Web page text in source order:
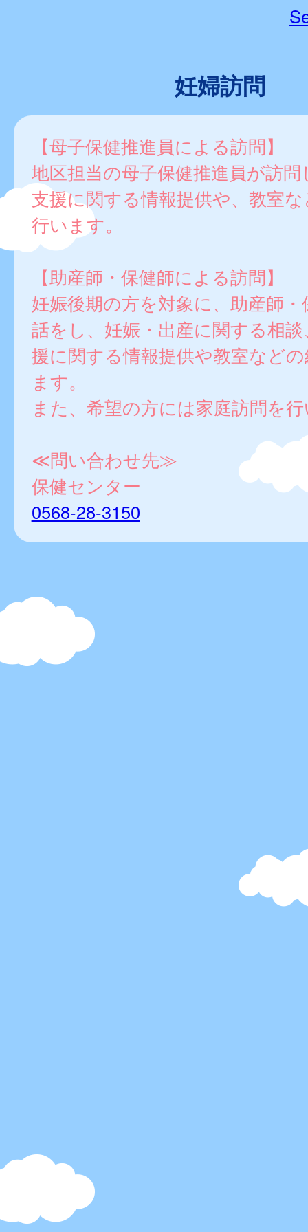
妊婦訪問
【母子保健推進員による訪問】
地区担当の母子保健推進員が訪
支援に関する情報提供や、教室
行います。
【助産師・保健師による訪問】
妊娠後期の方を対象に、助産師
話をし、妊娠・出産に関する相
援に関する情報提供や教室など
ます。
また、希望の方には家庭訪問を
≪問い合わせ先≫
保健センター
0568-28-3150